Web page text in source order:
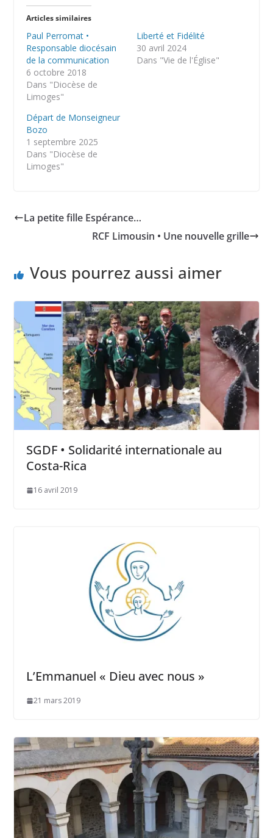
Articles similaires
Paul Perromat •
Responsable diocésain
de la communication
6 octobre 2018
Dans "Diocèse de
Limoges"
Liberté et Fidélité
30 avril 2024
Dans "Vie de l'Église"
Départ de Monseigneur
Bozo
1 septembre 2025
Dans "Diocèse de
Limoges"
La petite fille Espérance…
RCF Limousin • Une nouvelle grille
Vous pourrez aussi aimer
SGDF • Solidarité internationale au
Costa-Rica
16 avril 2019
L’Emmanuel « Dieu avec nous »
21 mars 2019